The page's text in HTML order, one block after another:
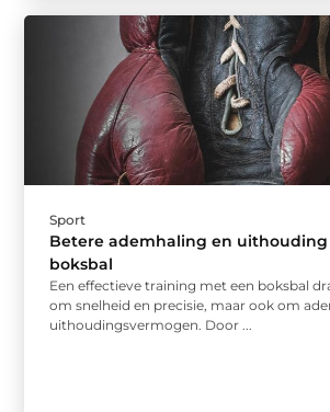
Sport
Betere ademhaling en
boksbal
Een effectieve training met een boksbal
om snelheid en precisie, maar ook om
uithoudingsvermogen. Door ...